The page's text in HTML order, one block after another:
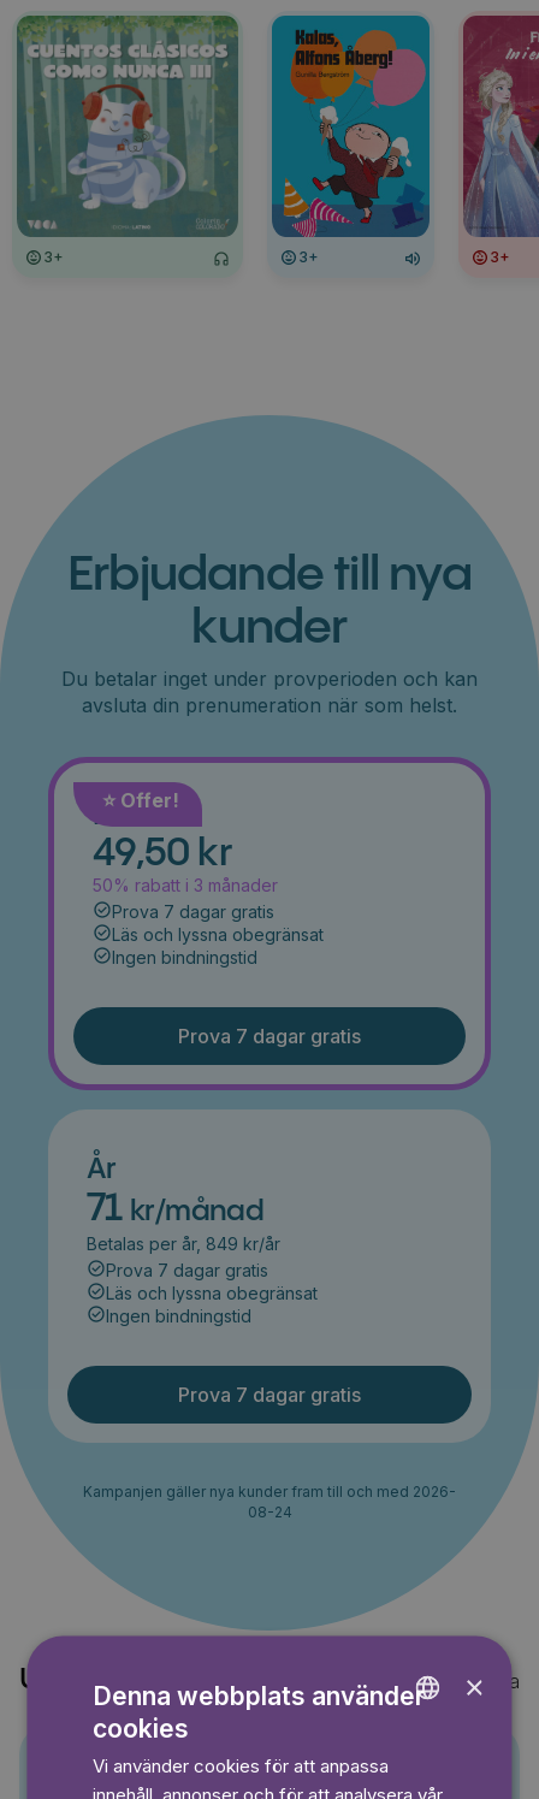
3+ 3+ 3+
Erbjudande till nya
kunder
Du betalar inget under provperioden och kan
avsluta din prenumeration när som helst.
⭐️ Offer!
Månad
49,50 kr
50% rabatt i 3 månader
Prova 7 dagar gratis
Läs och lyssna obegränsat
Ingen bindningstid
Prova 7 dagar gratis
År
71 kr/månad
Betalas per år, 849 kr/år
Prova 7 dagar gratis
Läs och lyssna obegränsat
Ingen bindningstid
Prova 7 dagar gratis
Kampanjen gäller nya kunder fram till och med 2026-
08-24
Upptäck också Visa alla
×
Denna webbplats använder
cookies
Vi använder cookies för att anpassa
innehåll, annonser och för att analysera vår